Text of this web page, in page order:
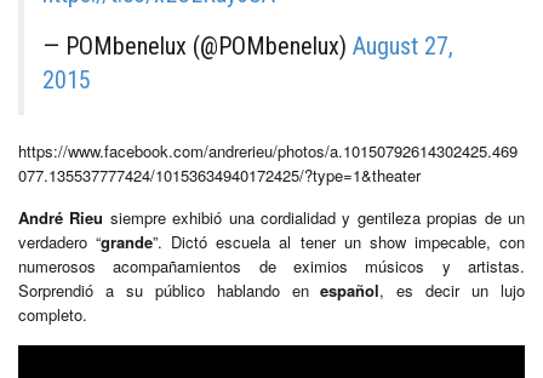
— POMbenelux (@POMbenelux) August 27,
2015
https://www.facebook.com/andrerieu/photos/a.10150792614302425.469
077.135537777424/10153634940172425/?type=1&theater
André Rieu siempre exhibió una cordialidad y gentileza propias de un
verdadero “grande”. Dictó escuela al tener un show impecable, con
numerosos acompañamientos de eximios músicos y artistas.
Sorprendió a su público hablando enespañol, es decir un lujo
completo.